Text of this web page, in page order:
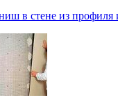
в стене из